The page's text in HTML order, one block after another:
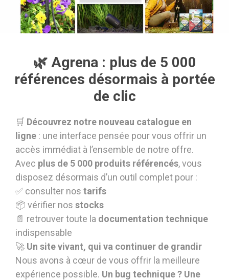
🌿 Agrena : plus de 5 000
références désormais à portée
de clic
🛒 Découvrez notre nouveau catalogue en
ligne : une interface pensée pour vous offrir un
accès immédiat à l’ensemble de notre offre.
Avec plus de 5 000 produits référencés, vous
disposez désormais d’un outil complet pour :
✅ consulter nos tarifs
📦 vérifier nos stocks
📄 retrouver toute la documentation technique
indispensable
🚀 Un site vivant, qui va continuer de grandir
Nous avons à cœur de vous offrir la meilleure
expérience possible. Un bug technique ? Une